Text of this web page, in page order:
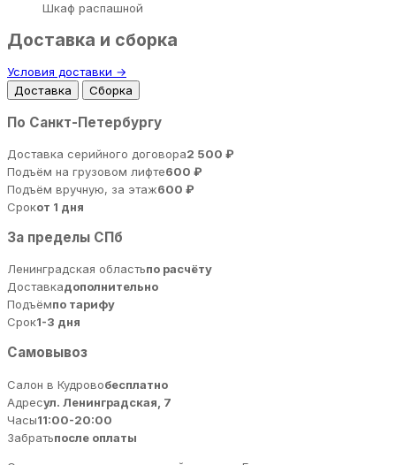
Шкаф распашной
Доставка и сборка
Условия доставки →
Доставка
Сборка
По Санкт-Петербургу
Доставка серийного договора2 500 ₽
Подъём на грузовом лифте600 ₽
Подъём вручную, за этаж600 ₽
Срокот 1 дня
За пределы СПб
Ленинградская областьпо расчёту
Доставкадополнительно
Подъёмпо тарифу
Срок1-3 дня
Самовывоз
Салон в Кудровобесплатно
Адресул. Ленинградская, 7
Часы11:00-20:00
Забратьпосле оплаты